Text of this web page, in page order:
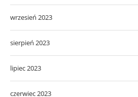
wrzesień 2023
sierpień 2023
lipiec 2023
czerwiec 2023